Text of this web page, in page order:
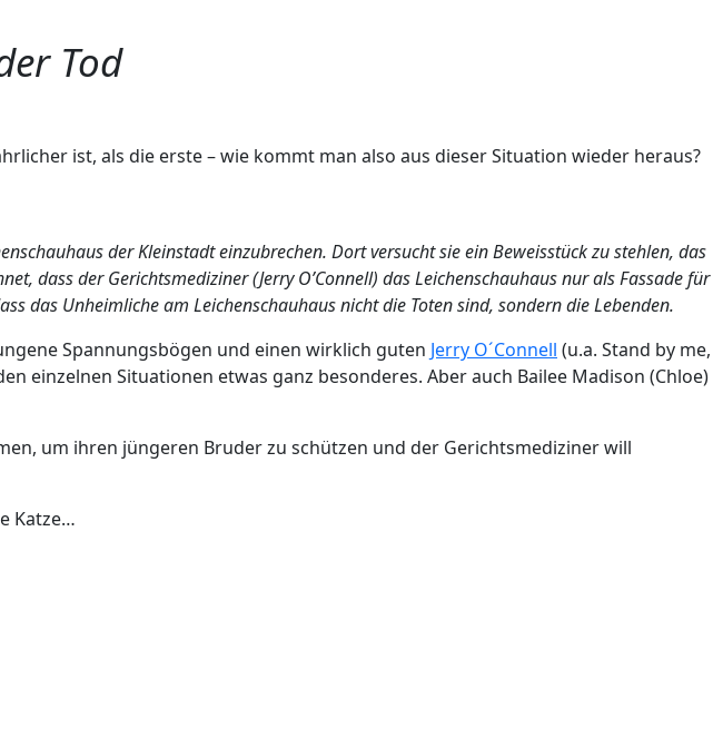
Tod
ist, als die erste – wie kommt man also aus dieser Situation wieder heraus?
der Kleinstadt einzubrechen. Dort versucht sie ein Beweisstück zu stehlen, das
dass der Gerichtsmediziner (Jerry O’Connell) das Leichenschauhaus nur als Fassade für
das Unheimliche am Leichenschauhaus nicht die Toten sind, sondern die Lebenden.
Spannungsbögen und einen wirklich guten Jerry O´Connell (u.a. Stand by me,
einzelnen Situationen etwas ganz besonderes. Aber auch Bailee Madison (Chloe)
um ihren jüngeren Bruder zu schützen und der Gerichtsmediziner will
Katze…